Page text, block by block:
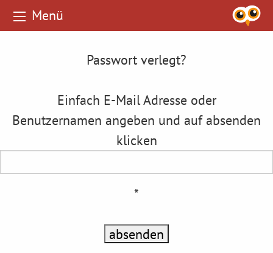
Menü
Passwort verlegt?
Einfach E-Mail Adresse oder
Benutzernamen angeben und auf absenden
klicken
*